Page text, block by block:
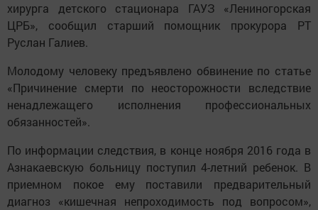
хирурга детского стационара ГАУЗ «Лениногорская
ЦРБ», сообщил старший помощник прокурора РТ
Руслан Галиев.
Молодому человеку предъявлено обвинение по статье
«Причинение смерти по неосторожности вследствие
ненадлежащего исполнения профессиональных
обязанностей».
По информации следствия, в конце ноября 2016 года в
Азнакаевскую больницу поступил 4-летний ребенок. В
приемном покое ему поставили предварительный
диагноз «кишечная непроходимость под вопросом»,